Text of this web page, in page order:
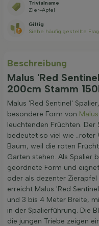
Trivialname
Zier-Apfel
Giftig
Siehe häufig gestellte
Beschreibung
Malus 'Red
200cm Stamm
Malus 'Red Sentinel'
besondere Form von Malus
leuchtenden Früchten. Der
bedeutet so viel wie „roter
Baum, weil die roten
Garten stehen. Als Spalier
geordnete Form und
oder als dezenter
erreicht Malus 'Red
und 3 bis 4 Meter Breite,
in der Spalierführung. Die
die jungen Triebe zeigen